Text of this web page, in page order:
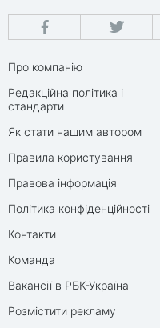
Про компанію
Редакційна політика і
стандарти
Як стати нашим автором
Правила користування
Правова інформація
Політика конфіденційності
Контакти
Команда
Вакансії в РБК-Україна
Розмістити рекламу